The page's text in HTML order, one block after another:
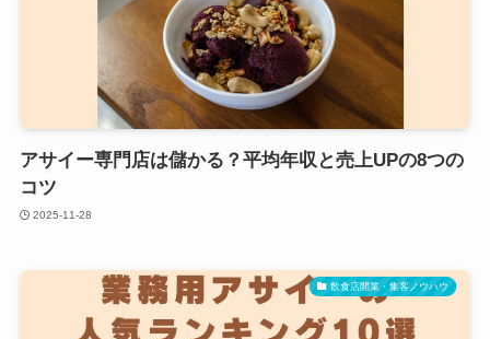
アサイー専門店は儲かる？平均年収と売上UPの8つの
コツ
2025-11-28
飲食店開業・集客ノウハウ